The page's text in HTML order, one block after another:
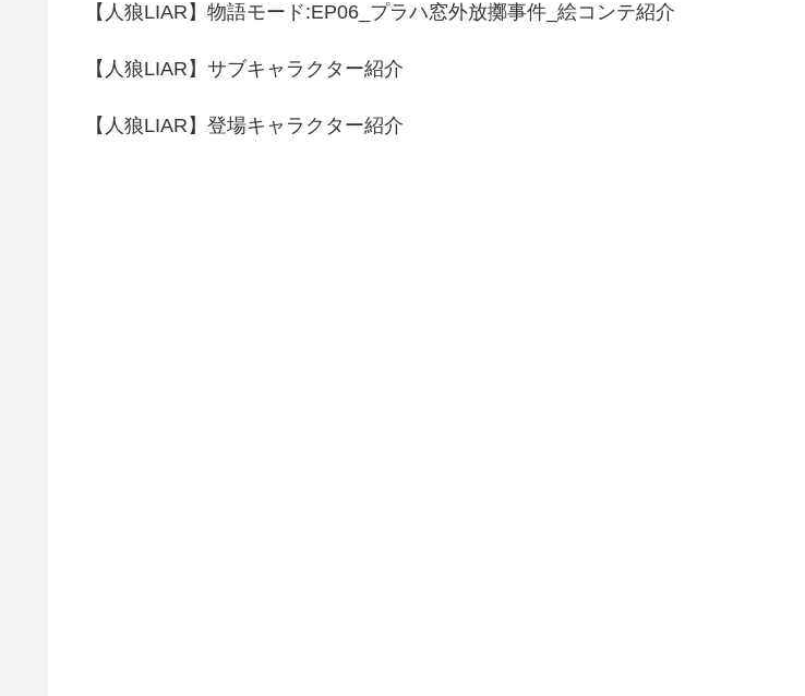
【人狼LIAR】物語モード:EP06_プラハ窓外放擲事件_絵コンテ紹介
【人狼LIAR】サブキャラクター紹介
【人狼LIAR】登場キャラクター紹介